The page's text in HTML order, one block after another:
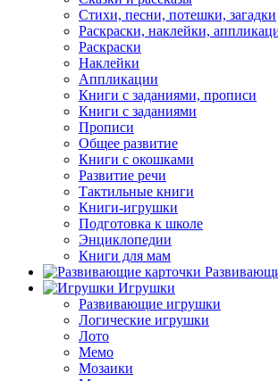
Стихи, песни, потешки, загадки
Раскраски, наклейки,
Раскраски
Наклейки
Аппликации
Книги с заданиями, прописи
Книги с заданиями
Прописи
Общее развитие
Книги с окошками
Развитие речи
Тактильные книги
Книги-игрушки
Подготовка к школе
Энциклопедии
Книги для мам
Игрушки
Развивающие игрушки
Логические игрушки
Лото
Мемо
Мозаики